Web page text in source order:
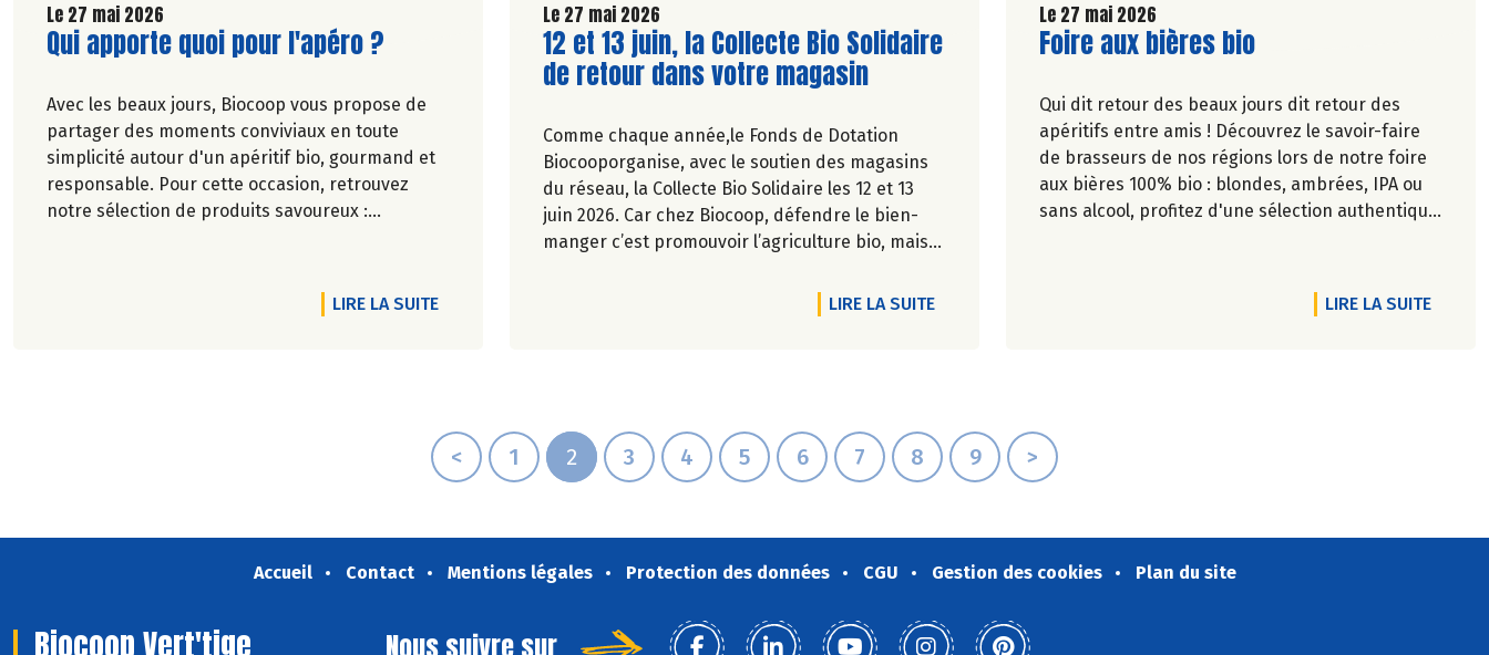
Le 27 mai 2026
Lire la suite de l'article
Qui apporte quoi pour l'apéro ?
Avec les beaux jours, Biocoop vous propose de
partager des moments conviviaux en toute
simplicité autour d'un apéritif bio, gourmand et
responsable. Pour cette occasion, retrouvez
notre sélection de produits savoureux :
de fruits rafraîchissants, kombuchas pétillants...
Jusqu'à -20% du 28 mai au 1er juillet 2026.
LIRE LA SUITEDE L'ARTICLE QUI APPORTE QUOI POUR L'APÉRO ?
Le 27 mai 2026
Lire la suite de l'article
12 et 13 juin, la Collecte Bio Solidaire
de retour dans votre magasin
Comme chaque année,le Fonds de Dotation
Biocooporganise, avec le soutien des magasins
du réseau, la Collecte Bio Solidaire les 12 et 13
juin 2026. Car chez Biocoop, défendre le bien-
manger c’est promouvoir l’agriculture bio, mais
LIRE LA SUITEDE L'ARTICLE 12 ET 13 JUIN, LA COLLECTE BIO SOLIDAIRE DE RETOUR
Le 27 mai 2026
Lire la suite de l'article
Foire aux bières bio
Qui dit retour des beaux jours dit retour des
apéritifs entre amis ! Découvrez le savoir-faire
de brasseurs de nos régions lors de notre foire
aux bières 100% bio : blondes, ambrées, IPA ou
sans alcool, profitez d'une sélection authentique
LIRE LA SUITEDE
< 1 2 3 4 5 6 7 8 9 >
Accueil Contact Mentions légales Protection des données CGU Gestion des cookies Plan du site
Biocoop Vert'tige